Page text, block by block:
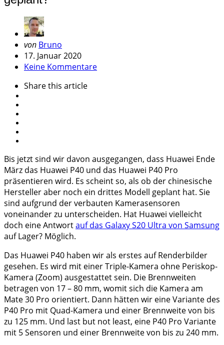
Geschrieben
von
von Bruno
17. Januar 2020
Keine Kommentare
Sharethis article
Bis jetzt sind wir davon ausgegangen, dass Huawei Ende
März das Huawei P40 und das Huawei P40 Pro
präsentieren wird. Es scheint so, als ob der chinesische
Hersteller aber noch ein drittes Modell geplant hat. Sie
sind aufgrund der verbauten Kamerasensoren
voneinander zu unterscheiden. Hat Huawei vielleicht
doch eine Antwortauf das Galaxy S20 Ultra von Samsung
auf Lager? Möglich.
Das Huawei P40 haben wir als erstes auf Renderbilder
gesehen. Es wird mit einer Triple-Kamera ohne Periskop-
Kamera (Zoom) ausgestattet sein. Die Brennweiten
betragen von 17 – 80 mm, womit sich die Kamera am
Mate 30 Pro orientiert. Dann hätten wir eine Variante des
P40 Pro mit Quad-Kamera und einer Brennweite von bis
zu 125 mm. Und last but not least, eine P40 Pro Variante
mit 5 Sensoren und einer Brennweite von bis zu 240 mm.